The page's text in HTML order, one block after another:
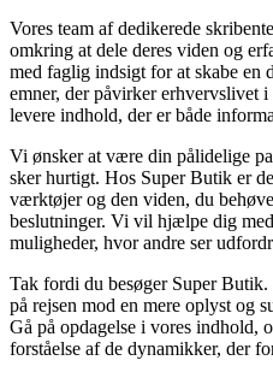
Vores team af dedikerede
omkring at dele deres viden og
med faglig indsigt for at skabe en
emner, der påvirker erhvervslivet
levere indhold, der er både
Vi ønsker at være din pålidelige
sker hurtigt. Hos Super Butik er
værktøjer og den viden, du
beslutninger. Vi vil hjælpe dig
muligheder, hvor andre ser
Tak fordi du besøger Super
på rejsen mod en mere oplyst og
Gå på opdagelse i vores indhold,
forståelse af de dynamikker, der